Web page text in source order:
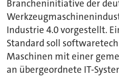
Brancheninitiative der
Industrie 4.0 vorgestellt.
Standard soll
Maschinen mit einer
an übergeordnete IT-